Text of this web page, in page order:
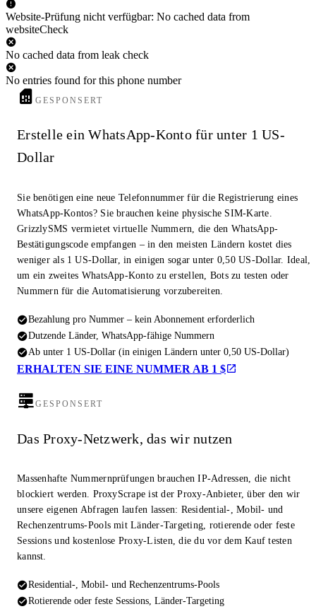
Website-Prüfung nicht verfügbar: No cached data from
websiteCheck
No cached data from leak check
No entries found for this phone number
GESPONSERT
Erstelle ein WhatsApp-Konto für unter 1 US-
Dollar
Sie benötigen eine neue Telefonnummer für die Registrierung eines
WhatsApp-Kontos? Sie brauchen keine physische SIM-Karte.
GrizzlySMS vermietet virtuelle Nummern, die den WhatsApp-
Bestätigungscode empfangen – in den meisten Ländern kostet dies
weniger als 1 US-Dollar, in einigen sogar unter 0,50 US-Dollar. Ideal,
um ein zweites WhatsApp-Konto zu erstellen, Bots zu testen oder
Nummern für die Automatisierung vorzubereiten.
Bezahlung pro Nummer – kein Abonnement erforderlich
Dutzende Länder, WhatsApp-fähige Nummern
Ab unter 1 US-Dollar (in einigen Ländern unter 0,50 US-Dollar)
ERHALTEN SIE EINE NUMMER AB 1 $
GESPONSERT
Das Proxy-Netzwerk, das wir nutzen
Massenhafte Nummernprüfungen brauchen IP-Adressen, die nicht
blockiert werden. ProxyScrape ist der Proxy-Anbieter, über den wir
unsere eigenen Abfragen laufen lassen: Residential-, Mobil- und
Rechenzentrums-Pools mit Länder-Targeting, rotierende oder feste
Sessions und kostenlose Proxy-Listen, die du vor dem Kauf testen
kannst.
Residential-, Mobil- und Rechenzentrums-Pools
Rotierende oder feste Sessions, Länder-Targeting